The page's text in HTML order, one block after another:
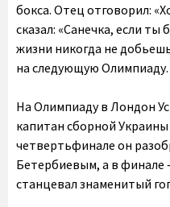
бокса. Отец отговорил:
сказал: «Санечка, если ты
жизни никогда не
на следующую
На Олимпиаду в Лондон
капитан сборной
четвертьфинале он
Бетербиевым, а в финале
станцевал знаменитый